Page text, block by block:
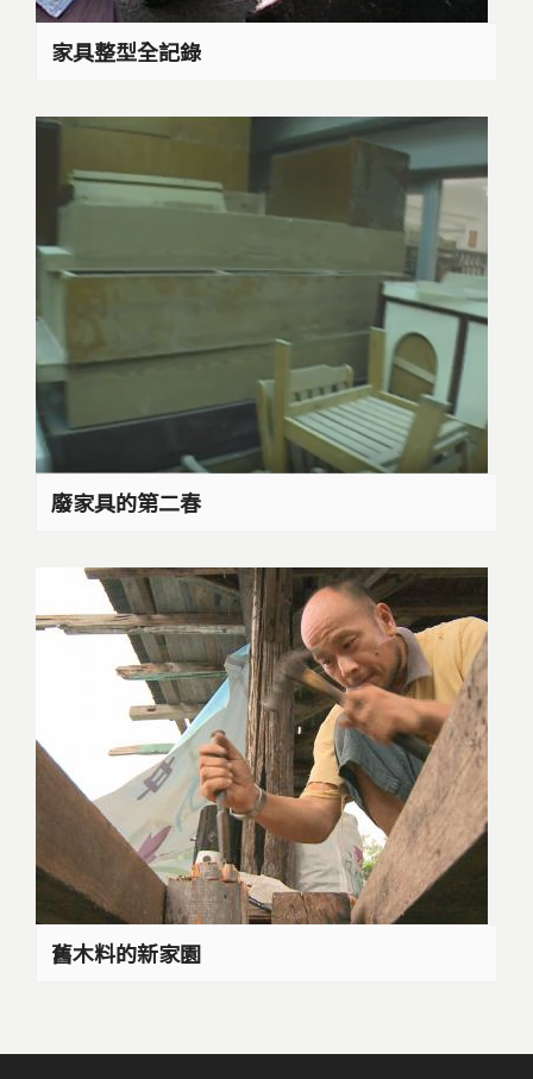
家具整型全記錄
廢家具的第二春
舊木料的新家園